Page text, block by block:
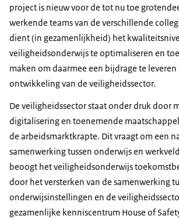
project is nieuw voor de tot nu toe
werkende teams van de verschillende
dient (in gezamenlijkheid) het
veiligheidsonderwijs te optimaliseren en
maken om daarmee een bijdrage te leveren
ontwikkeling van de veiligheidssector.
De veiligheidssector staat onder druk door
digitalisering en toenemende
de arbeidsmarktkrapte. Dit vraagt om een
samenwerking tussen onderwijs en
beoogt het veiligheidsonderwijs
door het versterken van de samenwerking
onderwijsinstellingen en de
gezamenlijke kenniscentrum House of